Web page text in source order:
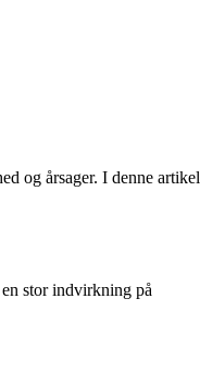
og årsager. I denne artikel
stor indvirkning på